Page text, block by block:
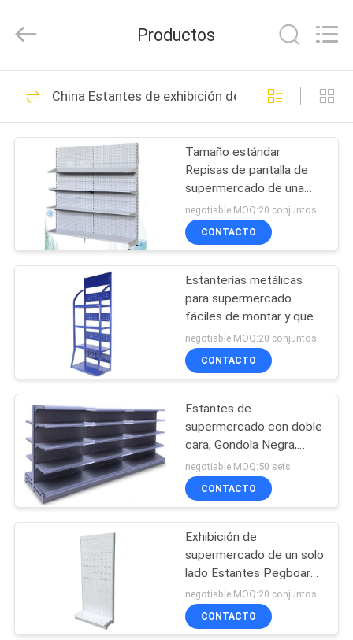
HOGAR
PRODUCTOS
SOBRE
NOSOTROS
VIAJE
FÁBRICA
CONTROL
DE
CALIDAD
ÉNTRENOS
EN
CONTACTO
Developed
estanterías
industriales de
alambre
61
Estanterías
comerciales de
alambre
155
Estanterías de
alambre para el
hogar
72
Sistema de
26
Productos
China Estantes de exhibición de supermercados
Tamaño estándar
Repisas de pantalla de
supermercado de una
sola cara 4 capas para
verduras
negotiable MOQ:20 conjuntos
CONTACTO
Estanterías metálicas
para supermercado
fáciles de montar y que
ahorran espacio
negotiable MOQ:20 conjuntos
CONTACTO
Estantes de
supermercado con doble
cara, Gondola Negra,
Estantes de tiendas de
conveniencia.
negotiable MOQ:50 sets
CONTACTO
Exhibición de
supermercado de un solo
lado Estantes Pegboard
Exhibición Stand Ligero
negotiable MOQ:20 conjuntos
CONTACTO